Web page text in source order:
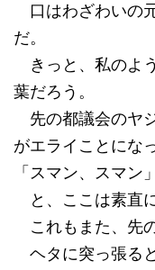
口はわざわいの
だ。
きっと、私のよ
葉だろう。
先の都議会のヤ
がエライことにな
「スマン、スマン」
と、ここは素直
これもまた、先
ヘタに突っ張る